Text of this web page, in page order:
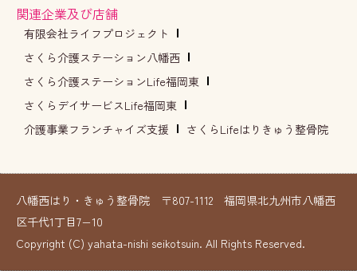
関連企業及び店舗
有限会社ライフプロジェクト
さくら介護ステーション八幡西
さくら介護ステーションLife福岡東
さくらデイサービスLife福岡東
介護事業フランチャイズ支援
さくらLifeはりきゅう整骨院
八幡西はり・きゅう整骨院 〒807-1112 福岡県北九州市八幡西
区千代1丁目7−10
Copyright (C) yahata-nishi seikotsuin. All Rights Reserved.